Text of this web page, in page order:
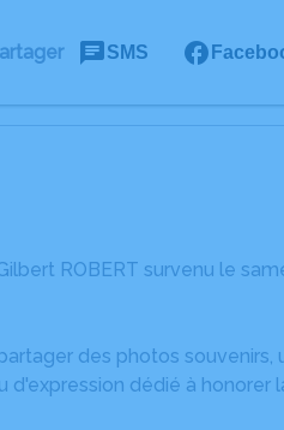
SMS
ROBERT survenu le
des photos
dédié à honorer